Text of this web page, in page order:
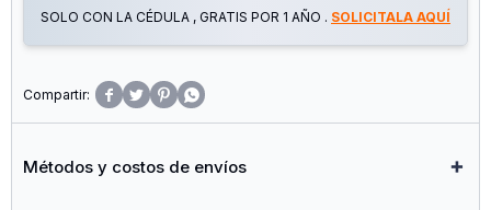
SOLO CON LA CÉDULA , GRATIS POR 1 AÑO . SOLICITALA AQUÍ
   
Métodos y costos de envíos